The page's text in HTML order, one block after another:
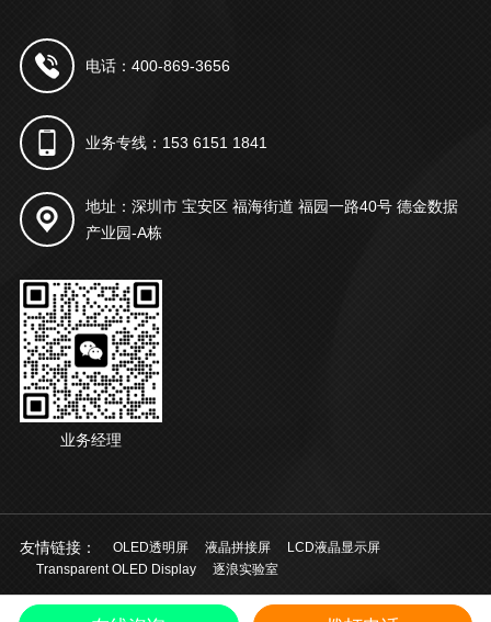
电话：400-869-3656
业务专线：153 6151 1841
地址：深圳市 宝安区 福海街道 福园一路40号 德金数据
产业园-A栋
业务经理
友情链接： OLED透明屏 液晶拼接屏
LCD液晶显示屏
Transparent OLED Display
逐浪实验室
© 2021 深圳市起鸿科技有限公司 版权所有粤ICP备20028924号 中文/